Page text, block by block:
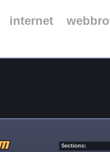
internet
Sections: